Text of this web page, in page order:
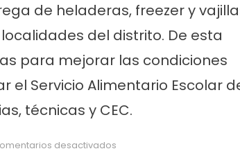
de heladeras, freezer y
del distrito. De esta
para mejorar las condiciones
Servicio Alimentario Escolar
técnicas y CEC.
desactivados en Entregan heladeras y